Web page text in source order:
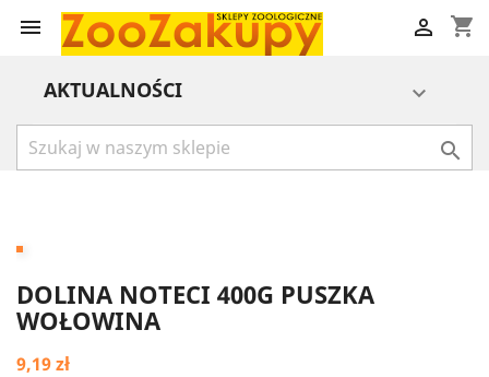
 shopping_cart

AKTUALNOŚCI 

DOLINA NOTECI 400G PUSZKA
WOŁOWINA
9,19 zł